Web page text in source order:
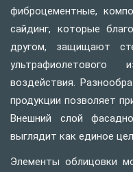
фиброцементные,
сайдинг, которые
другом, защищают
ультрафиолетового
воздействия.
продукции позволяет
Внешний слой
выглядит как единое
Элементы облицовки